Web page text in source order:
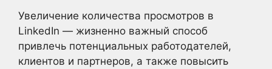
Увеличение количества просмотров в
LinkedIn — жизненно важный способ
привлечь потенциальных работодателей,
клиентов и партнеров, а также повысить